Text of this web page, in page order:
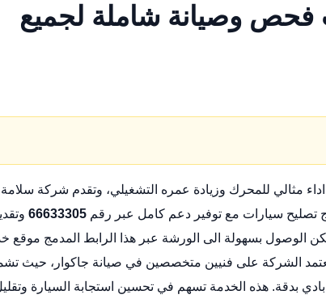
فحص وصيانة شاملة لجميع
مثالي للمحرك وزيادة عمره التشغيلي، وتقدم شركة سلامة
تصليح سيارات مع توفير دعم كامل عبر رقم 66633305
موقع
الشركة على فنيين متخصصين في صيانة جاكوار، حيث
بادي بدقة. هذه الخدمة تسهم في تحسين استجابة السيارة